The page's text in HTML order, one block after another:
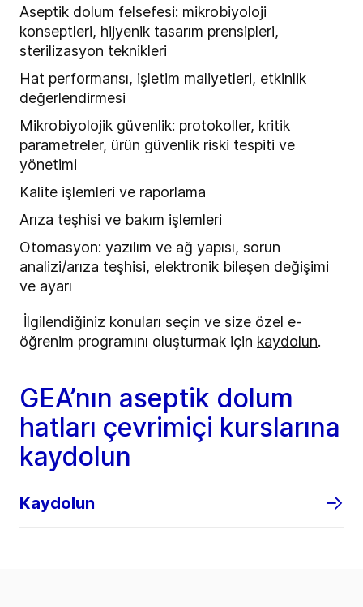
Aseptik dolum felsefesi: mikrobiyoloji
konseptleri, hijyenik tasarım prensipleri,
sterilizasyon teknikleri
Hat performansı, işletim maliyetleri, etkinlik
değerlendirmesi
Mikrobiyolojik güvenlik: protokoller, kritik
parametreler, ürün güvenlik riski tespiti ve
yönetimi
Kalite işlemleri ve raporlama
Arıza teşhisi ve bakım işlemleri
Otomasyon: yazılım ve ağ yapısı, sorun
analizi/arıza teşhisi, elektronik bileşen değişimi
ve ayarı
İlgilendiğiniz konuları seçin ve size özel e-
öğrenim programını oluşturmak için kaydolun.
GEA’nın aseptik dolum
hatları çevrimiçi kurslarına
kaydolun
Kaydolun